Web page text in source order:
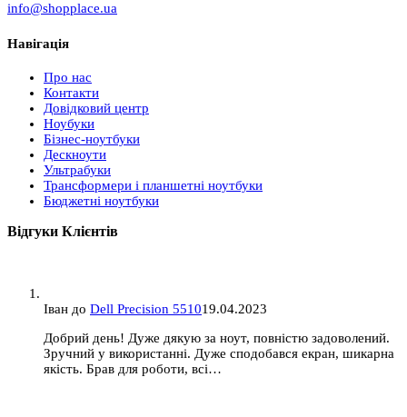
info@shopplace.ua
Навігація
Про нас
Контакти
Довідковий центр
Ноубуки
Бізнес-ноутбуки
Дескноути
Ультрабуки
Трансформери і планшетні ноутбуки
Бюджетні ноутбуки
Відгуки Клієнтів
Іван до Dell Precision 551019.04.2023
Добрий день! Дуже дякую за ноут, повністю задоволений.
Зручний у використанні. Дуже сподобався екран, шикарна
якість. Брав для роботи, всі…